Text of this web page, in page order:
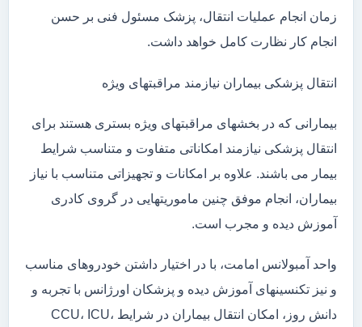
زمان انجام عملیات انتقال، پزشک مسئول فنی بر حسن
انجام کار نظارت کامل خواهد داشت.
انتقال پزشکی بیماران نیازمند مراقبتهای ویژه
بیمارانی که در بخشهای مراقبتهای ویژه بستری هستند برای
انتقال پزشکی نیازمند امکاناتی متفاوت و متناسب شرایط
بیمار می باشند. علاوه بر امکانات و تجهیزاتی متناسب با نیاز
بیماران، انجام موفق چنین ماموریتهایی در گروی کادری
آموزش دیده و مجرب است.
واحد آمبولانس امامت، با در اختیار داشتن خودروهای مناسب
و نیز تکنسینهای آموزش دیده و پزشکان اورژانس با تجربه و
دانش روز، امکان انتقال بیماران در شرایط CCU، ICU،